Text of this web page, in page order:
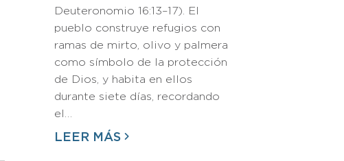
Deuteronomio 16:13–17). El
pueblo construye refugios con
ramas de mirto, olivo y palmera
como símbolo de la protección
de Dios, y habita en ellos
durante siete días, recordando
el…
LEER MÁS